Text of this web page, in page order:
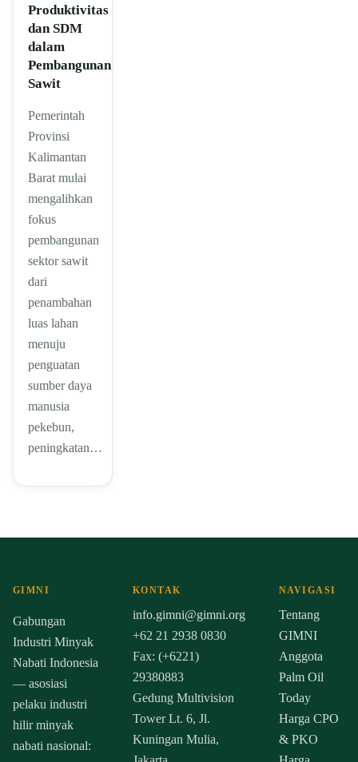
Produktivitas
dan SDM
dalam
Pembangunan
Sawit
Pemerintah
Provinsi
Kalimantan
Barat mulai
mengalihkan
fokus
pembangunan
sektor sawit
dari
penambahan
luas lahan
menuju
penguatan
sumber daya
manusia
pekebun,
peningkatan…
GIMNI
Gabungan
Industri Minyak
Nabati Indonesia
— asosiasi
pelaku industri
hilir minyak
nabati nasional:
KONTAK
info.gimni@gimni.org
+62 21 2938 0830
Fax: (+6221)
29380883
Gedung Multivision
Tower Lt. 6, Jl.
Kuningan Mulia,
NAVIGASI
Tentang
GIMNI
Anggota
Palm Oil
Today
Harga CPO
& PKO